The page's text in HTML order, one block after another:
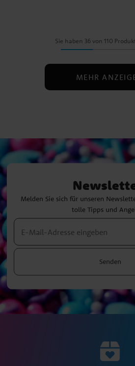
Sie haben 36 von 110
MEHR
Melden Sie sich für unseren
tolle Tipps und
Senden